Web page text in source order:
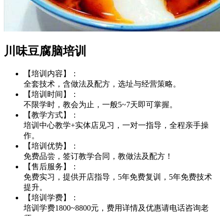
川味豆腐脑培训
【培训内容】：
全套技术，含做法及配方，选址与经营策略。
【培训时间】：
不限学时，教会为止，一般5~7天即可掌握。
【教学方式】：
培训中心教学+实体店见习，一对一指导，全程亲手操
作。
【培训优势】：
免费品尝，签订教学合同，教做法及配方！
【售后服务】：
免费实习，提供开店指导，5年免费复训，5年免费技术
提升。
【培训学费】：
培训学费1800~8800元，费用详情及优惠请电话咨询老